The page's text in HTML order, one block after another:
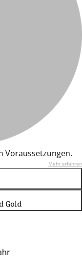
Voraussetzungen.
Mehr erfahren
Gold